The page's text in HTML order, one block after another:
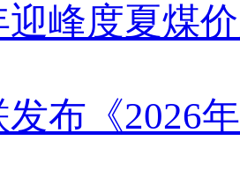
迎峰度夏煤
发布《2026